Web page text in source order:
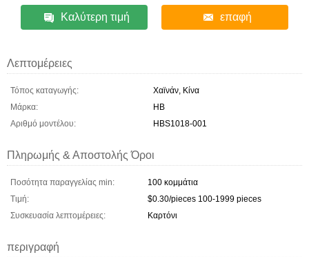
Καλύτερη τιμή επαφή
Λεπτομέρειες
Τόπος καταγωγής:
Χαϊνάν, Κίνα
Μάρκα:
HB
Αριθμό μοντέλου:
HBS1018-001
Πληρωμής & Αποστολής Όροι
Ποσότητα παραγγελίας min:
100 κομμάτια
Τιμή:
$0.30/pieces 100-1999 pieces
Συσκευασία λεπτομέρειες:
Καρτόνι
περιγραφή